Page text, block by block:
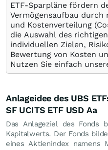
ETF-Sparpläne fördern
Vermögensaufbau durch
und Kostenverteilung
die Auswahl des
individuellen Zielen,
Bewertung von Kosten
Nutzen Sie einfach
Anlageidee des UBS
SF UCITS ETF USD Aa
Das Anlageziel des Fonds
Kapitalwerts. Der Fonds
eines Aktienindex namens